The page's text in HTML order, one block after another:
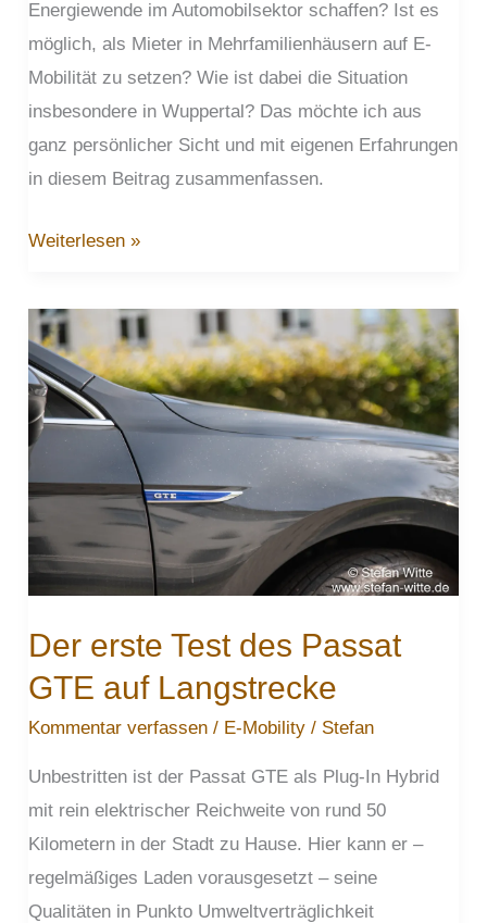
Energiewende im Automobilsektor schaffen? Ist es
möglich, als Mieter in Mehrfamilienhäusern auf E-
Mobilität zu setzen? Wie ist dabei die Situation
insbesondere in Wuppertal? Das möchte ich aus
ganz persönlicher Sicht und mit eigenen Erfahrungen
in diesem Beitrag zusammenfassen.
E-
in
Wuppertal
–
Erstes
Fazit
Weiterlesen »
Der erste Test des Passat
GTE auf Langstrecke
Kommentar verfassen / E-Mobility / Stefan
Unbestritten ist der Passat GTE als Plug-In Hybrid
mit rein elektrischer Reichweite von rund 50
Kilometern in der Stadt zu Hause. Hier kann er –
regelmäßiges Laden vorausgesetzt – seine
Qualitäten in Punkto Umweltverträglichkeit